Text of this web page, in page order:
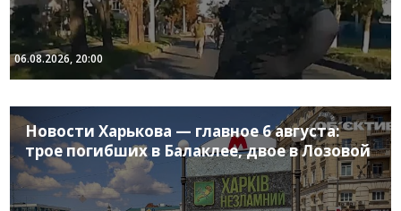
06.08.2026, 20:00
Новости Харькова — главное 6 августа:
трое погибших в Балаклее, двое в Лозовой